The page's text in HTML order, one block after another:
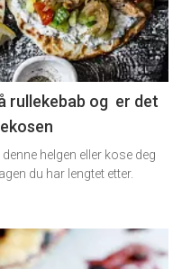
rullekebab og er det
helgen eller kose deg
du har lengtet etter.